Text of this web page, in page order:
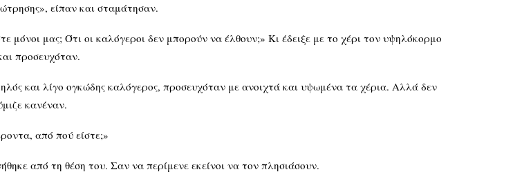
είπαν και σταμάτησαν.
μόνοι μας; Ότι οι καλόγεροι δεν μπορούν να έλθουν;» Κι έδειξε με το χέρι τον υψηλόκορμο
προσευχόταν.
και λίγο ογκώδης καλόγερος, προσευχόταν με ανοιχτά και υψωμένα τα χέρια. Αλλά δεν
κανέναν.
από πού είστε;»
από τη θέση του. Σαν να περίμενε εκείνοι να τον πλησιάσουν.